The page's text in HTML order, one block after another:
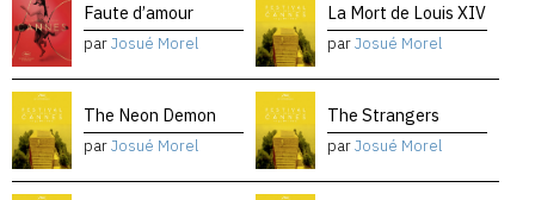
Faute d’amour
parJosué Morel
La Mort de Louis XIV
parJosué Morel
The Neon Demon
parJosué Morel
The Strangers
parJosué Morel